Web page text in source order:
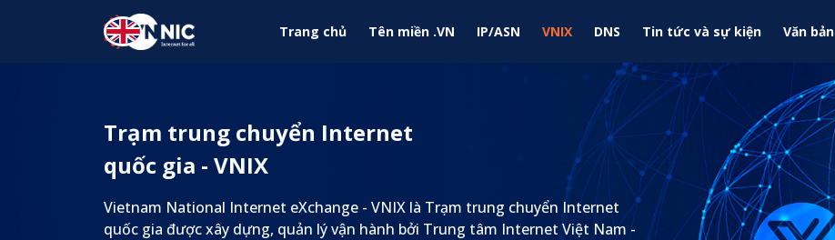
Nhảy đến nội dung
Trang chủ Tên miền .VN IP/ASN VNIX DNS Tin tức và sự kiện Văn bản
Trạm trung chuyển Internet
quốc gia - VNIX
Vietnam National Internet eXchange - VNIX là Trạm trung chuyển Internet
quốc gia được xây dựng, quản lý vận hành bởi Trung tâm Internet Việt Nam -